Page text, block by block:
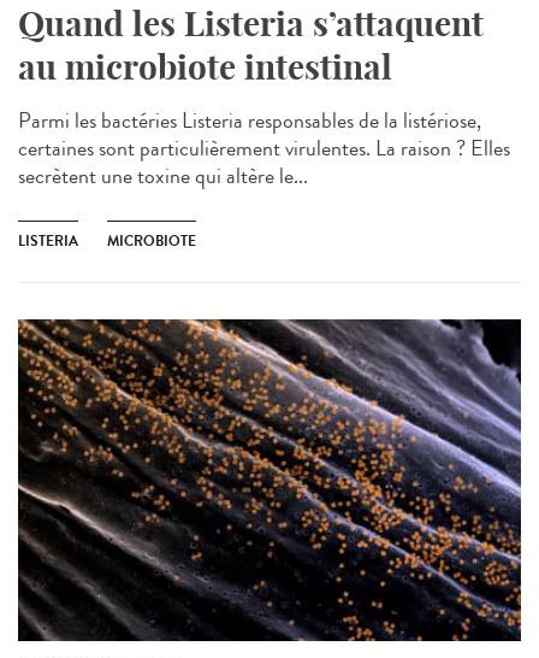
Quand les Listeria s’attaquent
au microbiote intestinal
Parmi les bactéries Listeria responsables de la listériose,
certaines sont particulièrement virulentes. La raison ? Elles
secrètent une toxine qui altère le...
LISTERIA MICROBIOTE